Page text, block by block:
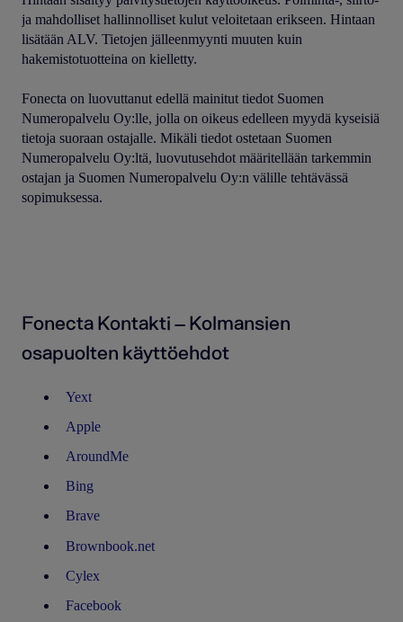
ja mahdolliset hallinnolliset kulut veloitetaan erikseen. Hintaan
lisätään ALV. Tietojen jälleenmyynti muuten kuin
hakemistotuotteina on kielletty.
Fonecta on luovuttanut edellä mainitut tiedot Suomen
Numeropalvelu Oy:lle, jolla on oikeus edelleen myydä kyseisiä
tietoja suoraan ostajalle. Mikäli tiedot ostetaan Suomen
Numeropalvelu Oy:ltä, luovutusehdot määritellään tarkemmin
ostajan ja Suomen Numeropalvelu Oy:n välille tehtävässä
sopimuksessa.
Fonecta Kontakti – Kolmansien
osapuolten käyttöehdot
Yext
Apple
AroundMe
Bing
Brave
Brownbook.net
Cylex
Facebook